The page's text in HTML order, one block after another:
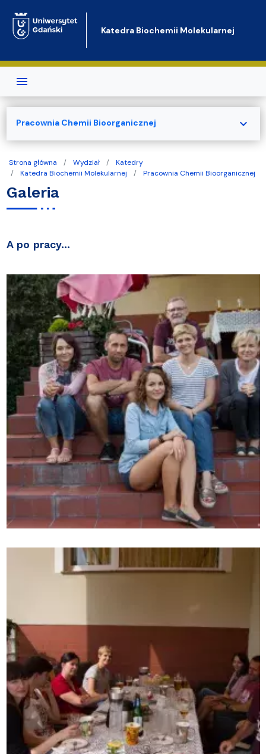
Katedra Biochemii Molekularnej
Strona główna Wydział
Katedry
Katedra Biochemii Molekularnej
Pracownia Chemii Bioorganicznej
Galeria
A po pracy...
Pracownia Chemii Bioorganicznej expand_more